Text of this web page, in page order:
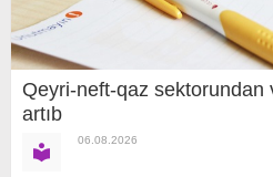
Qeyri-neft-qaz sektorundan
artıb
06.08.2026